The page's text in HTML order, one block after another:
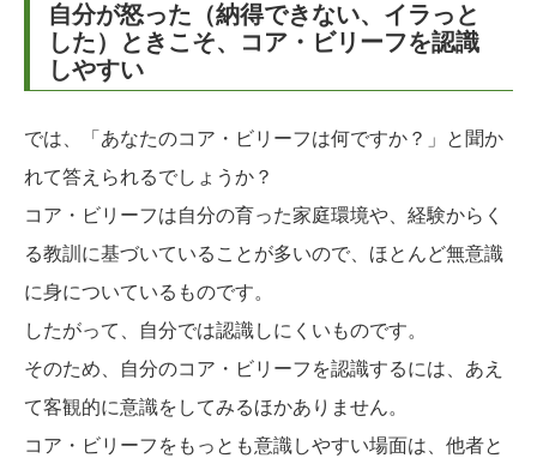
自分が怒った（納得できない、イラっと
した）ときこそ、コア・ビリーフを認識
しやすい
では、「あなたのコア・ビリーフは何ですか？」と聞か
れて答えられるでしょうか？
コア・ビリーフは自分の育った家庭環境や、経験からく
る教訓に基づいていることが多いので、ほとんど無意識
に身についているものです。
したがって、自分では認識しにくいものです。
そのため、自分のコア・ビリーフを認識するには、あえ
て客観的に意識をしてみるほかありません。
コア・ビリーフをもっとも意識しやすい場面は、他者と